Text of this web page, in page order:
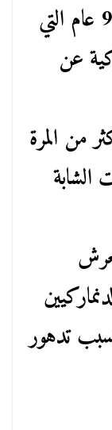
حيث إنها المرة الأولى منذ 900 عام التي
عن
من المرة
الشابة
تدهور